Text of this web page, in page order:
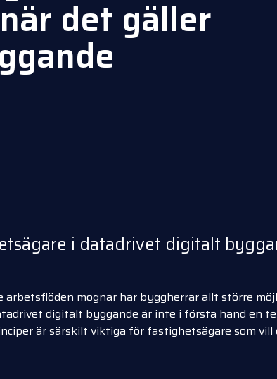
det gäller
i datadrivet digitalt
mognar har byggherrar allt större
digitalt byggande är inte i första hand en
är särskilt viktiga för fastighetsägare som